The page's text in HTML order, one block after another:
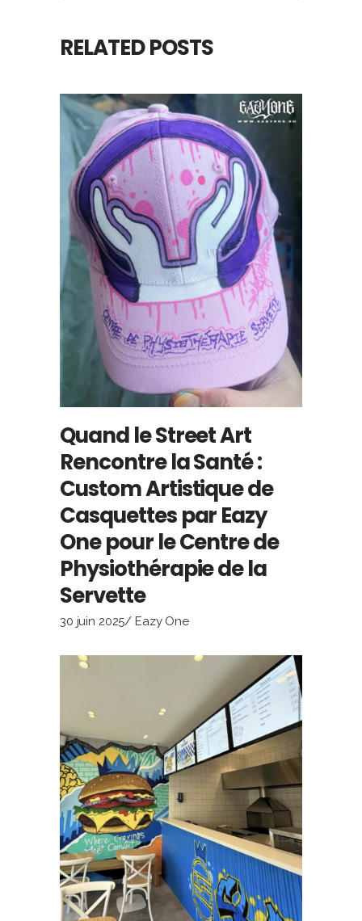
RELATED POSTS
Quand le Street Art
Rencontre la Santé :
Custom Artistique de
Casquettes par Eazy
One pour le Centre de
Physiothérapie de la
Servette
30 juin 2025 Eazy One